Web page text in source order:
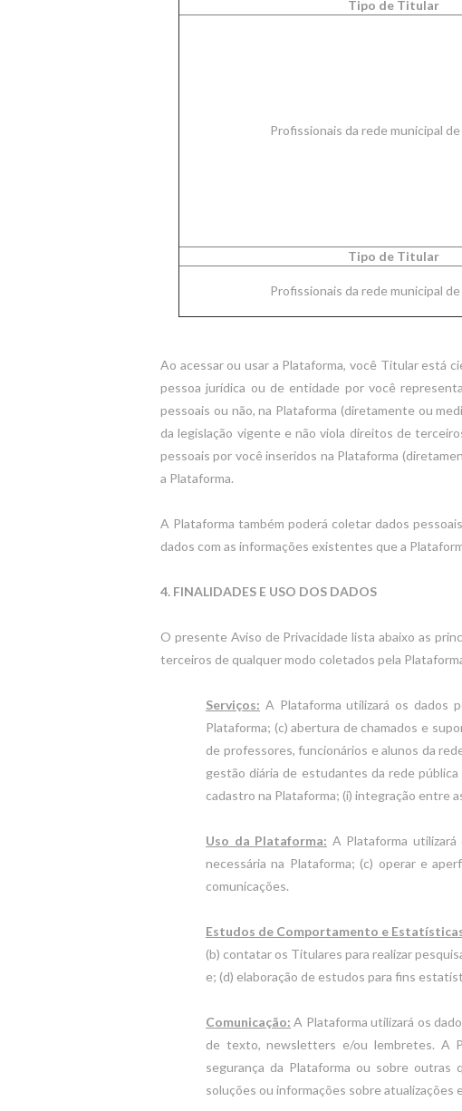
Tipo de Titular
Profissionais da rede municipal
Tipo de Titular
Profissionais da rede municipal
Ao acessar ou usar a Plataforma, você Titular está
pessoa jurídica ou de entidade por você
pessoais ou não, na Plataforma (diretamente ou
da legislação vigente e não viola direitos de
pessoais por você inseridos na Plataforma
a Plataforma.
A Plataforma também poderá coletar dados
dados com as informações existentes que a
4. FINALIDADES E USO DOS DADOS
O presente Aviso de Privacidade lista abaixo as
terceiros de qualquer modo coletados pela
Serviços: A Plataforma utilizará os dados
Plataforma; (c) abertura de chamados e
de professores, funcionários e alunos da
gestão diária de estudantes da rede
cadastro na Plataforma; (i) integração entre
Uso da Plataforma: A Plataforma
necessária na Plataforma; (c) operar e
comunicações.
Estudos de Comportamento e
(b) contatar os Titulares para realizar
e; (d) elaboração de estudos para fins
Comunicação: A Plataforma utilizará os
de texto, newsletters e/ou lembretes. A
segurança da Plataforma ou sobre outras
soluções ou informações sobre atualizações